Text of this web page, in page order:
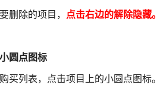
删除的项目， 点击右边的解除隐藏。
小圆点图标
买列表，点击项目上的小圆点图标。